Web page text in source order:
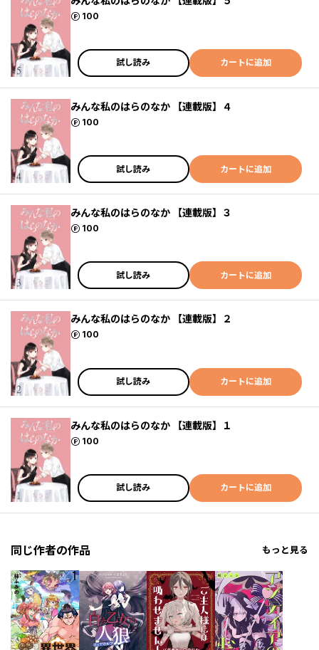
100
ポイント
試し読み カートに追加
みんな私のはらのなか 【連載版】４
100
ポイント
試し読み カートに追加
みんな私のはらのなか 【連載版】３
100
ポイント
試し読み カートに追加
みんな私のはらのなか 【連載版】２
100
ポイント
試し読み カートに追加
みんな私のはらのなか 【連載版】１
100
ポイント
試し読み カートに追加
同じ作者の作品 もっと見る